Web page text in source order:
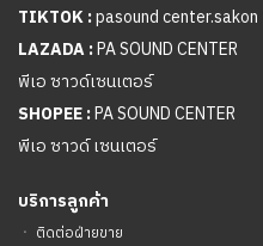
TIKTOK :pasound center.sakon
LAZADA :PA SOUND CENTER
พีเอ ซาวด์เซนเตอร์
SHOPEE :PA SOUND CENTER
พีเอ ซาวด์ เซนเตอร์
บริการลูกค้า
ㆍ ติดต่อฝ่ายขาย